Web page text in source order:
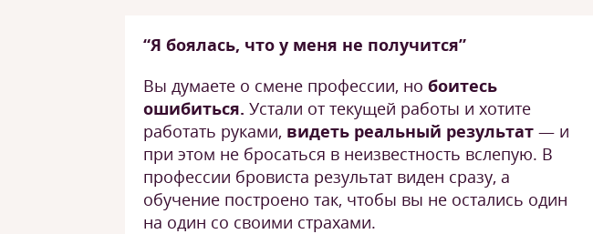
“Я боялась, что у меня не получится”
Вы думаете о смене профессии, но боитесь
ошибиться. Устали от текущей работы и хотите
работать руками, видеть реальный результат — и
при этом не бросаться в неизвестность вслепую. В
профессии бровиста результат виден сразу, а
обучение построено так, чтобы вы не остались один
на один со своими страхами.